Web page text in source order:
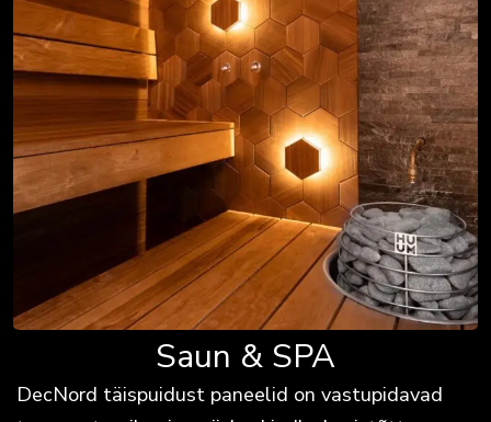
Saun & SPA
DecNord täispuidust paneelid on vastupidavad